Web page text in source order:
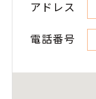
アドレス
電話番号